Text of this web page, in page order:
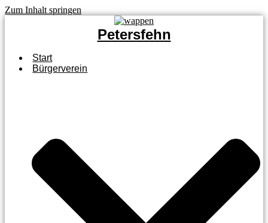
Zum Inhalt springen
Petersfehn
Start
Bürgerverein